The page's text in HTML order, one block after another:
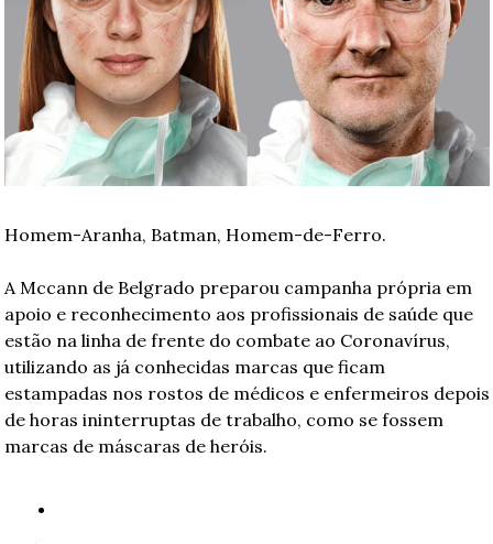
Homem-Aranha, Batman, Homem-de-Ferro.
A Mccann de Belgrado preparou campanha própria em
apoio e reconhecimento aos profissionais de saúde que
estão na linha de frente do combate ao Coronavírus,
utilizando as já conhecidas marcas que ficam
estampadas nos rostos de médicos e enfermeiros depois
de horas ininterruptas de trabalho, como se fossem
marcas de máscaras de heróis.